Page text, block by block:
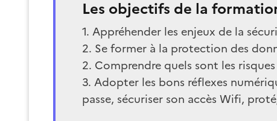
Les objectifs de la
1. Appréhender les enjeux de la
2. Se former à la protection des
2. Comprendre quels sont les
3. Adopter les bons réflexes
passe, sécuriser son accès Wifi,